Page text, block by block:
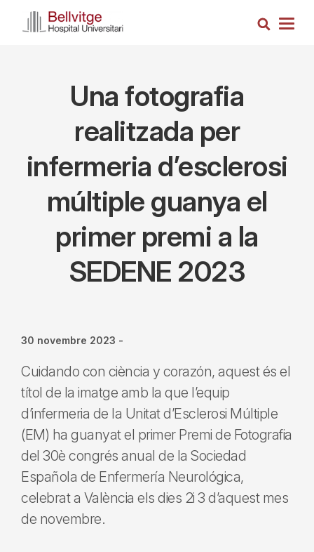
Cerca
Una fotografia
realitzada per
infermeria d’esclerosi
múltiple guanya el
primer premi a la
SEDENE 2023
30 novembre 2023 -
Cuidando con ciència y corazón, aquest és el
títol de la imatge amb la que l’equip
d’infermeria de la Unitat d’Esclerosi Múltiple
(EM) ha guanyat el primer Premi de Fotografia
del 30è congrés anual de la Sociedad
Española de Enfermería Neurológica,
celebrat a València els dies 2i 3 d’aquest mes
de novembre.